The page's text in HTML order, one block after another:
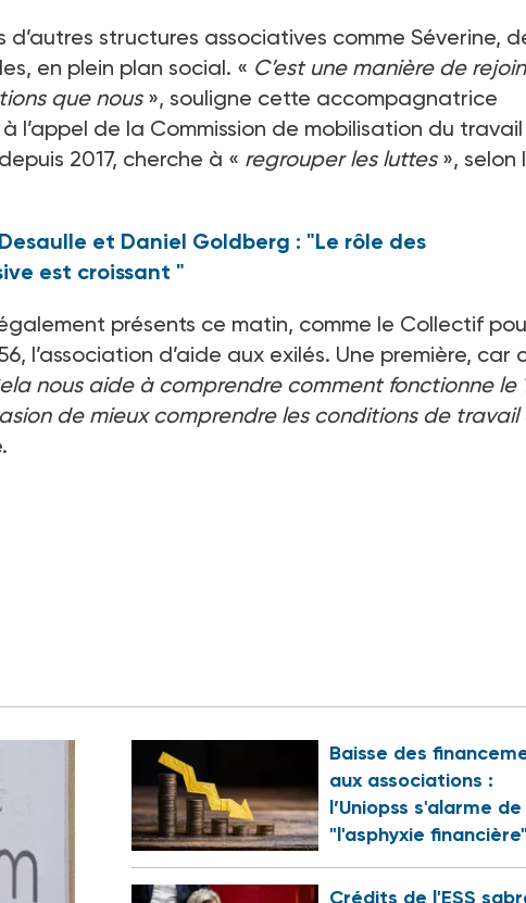
structures associatives comme Séverine,
en plein plan social. « C’est une manière de
que nous », souligne cette accompagnatrice
l’appel de la Commission de mobilisation du travail
2017, cherche à « regrouper les luttes », selon
et Daniel Goldberg : "Le rôle des
est croissant "
présents ce matin, comme le Collectif
l’association d’aide aux exilés. Une première, car
nous aide à comprendre comment fonctionne le
de mieux comprendre les conditions de travail
Baisse des
aux associations :
l’Uniopss s'alarme de
"l'asphyxie financière"
Crédits de l'ESS